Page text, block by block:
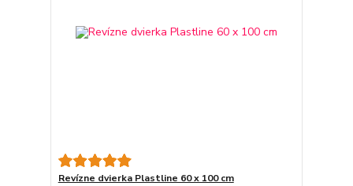
Revízne dvierka Plastline 60 x 100 cm